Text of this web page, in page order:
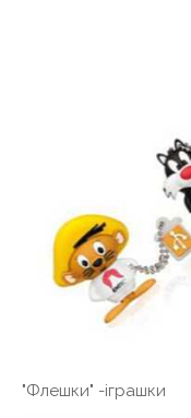
"Флешки" -іграшки